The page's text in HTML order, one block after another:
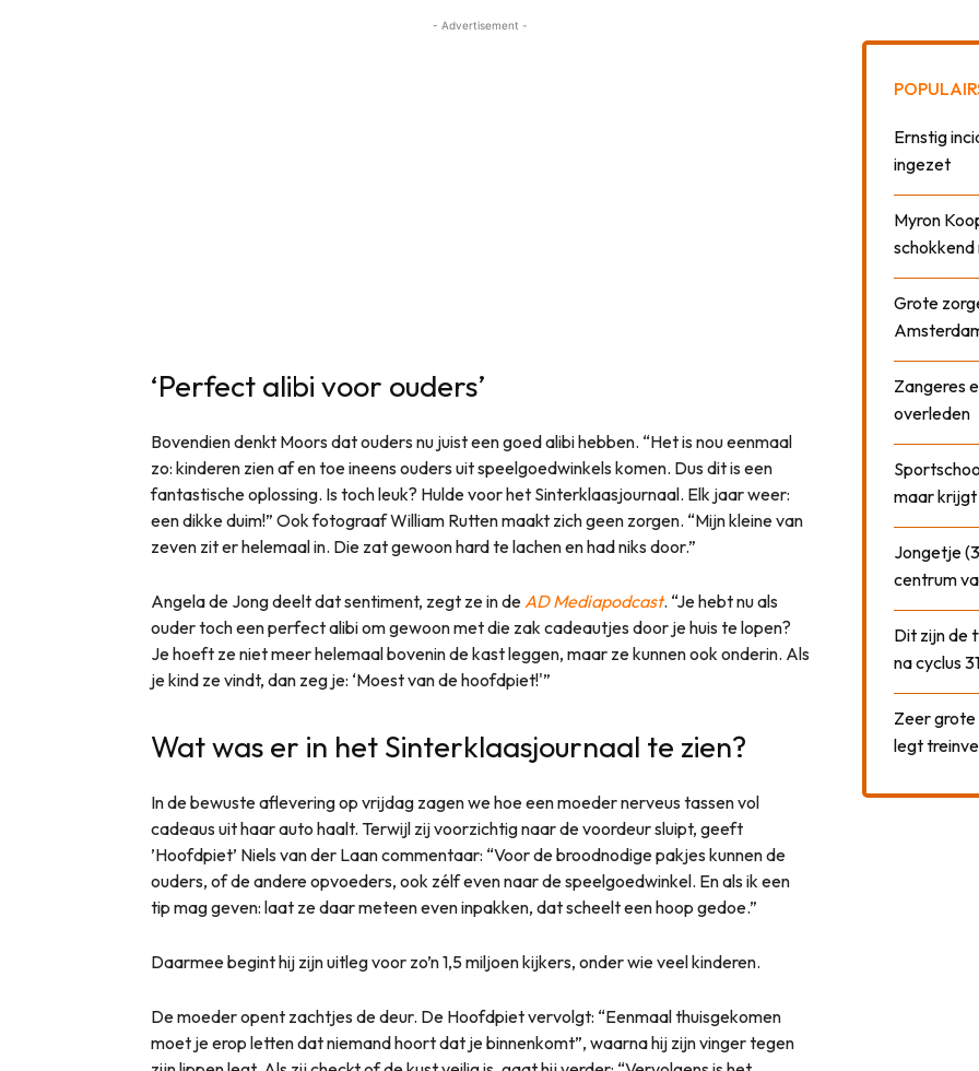
- Advertisement -
‘Perfect alibi voor ouders’
Bovendien denkt Moors dat ouders nu juist een goed alibi hebben. “Het is nou eenmaal
zo: kinderen zien af en toe ineens ouders uit speelgoedwinkels komen. Dus dit is een
fantastische oplossing. Is toch leuk? Hulde voor het Sinterklaasjournaal. Elk jaar weer:
een dikke duim!” Ook fotograaf William Rutten maakt zich geen zorgen. “Mijn kleine van
zeven zit er helemaal in. Die zat gewoon hard te lachen en had niks door.”
Angela de Jong deelt dat sentiment, zegt ze in deAD Mediapodcast. “Je hebt nu als
ouder toch een perfect alibi om gewoon met die zak cadeautjes door je huis te lopen?
Je hoeft ze niet meer helemaal bovenin de kast leggen, maar ze kunnen ook onderin. Als
je kind ze vindt, dan zeg je: ‘Moest van de hoofdpiet!'”
Wat was er in het Sinterklaasjournaal te zien?
In de bewuste aflevering op vrijdag zagen we hoe een moeder nerveus tassen vol
cadeaus uit haar auto haalt. Terwijl zij voorzichtig naar de voordeur sluipt, geeft
’Hoofdpiet’ Niels van der Laan commentaar: “Voor de broodnodige pakjes kunnen de
ouders, of de andere opvoeders, ook zélf even naar de speelgoedwinkel. En als ik een
tip mag geven: laat ze daar meteen even inpakken, dat scheelt een hoop gedoe.”
Daarmee begint hij zijn uitleg voor zo’n 1,5 miljoen kijkers, onder wie veel kinderen.
De moeder opent zachtjes de deur. De Hoofdpiet vervolgt: “Eenmaal thuisgekomen
moet je erop letten dat niemand hoort dat je binnenkomt”, waarna hij zijn vinger tegen
Ernstig
ingezet
Myron
Grote
Zangeres
overleden
maar
Jongetje
centrum
Dit zijn de
na cyclus 31
Zeer grote
legt